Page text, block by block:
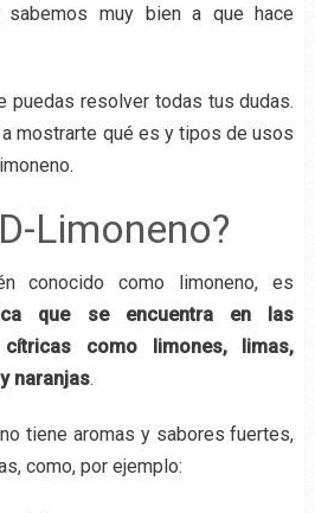
sabemos muy bien a que hace
puedas resolver todas tus dudas.
mostrarte qué es y tipos de usos
Limoneno?
conocido como limoneno, es
que se encuentra en las
como limones, limas,
naranjas.
tiene aromas y sabores fuertes,
como, por ejemplo: